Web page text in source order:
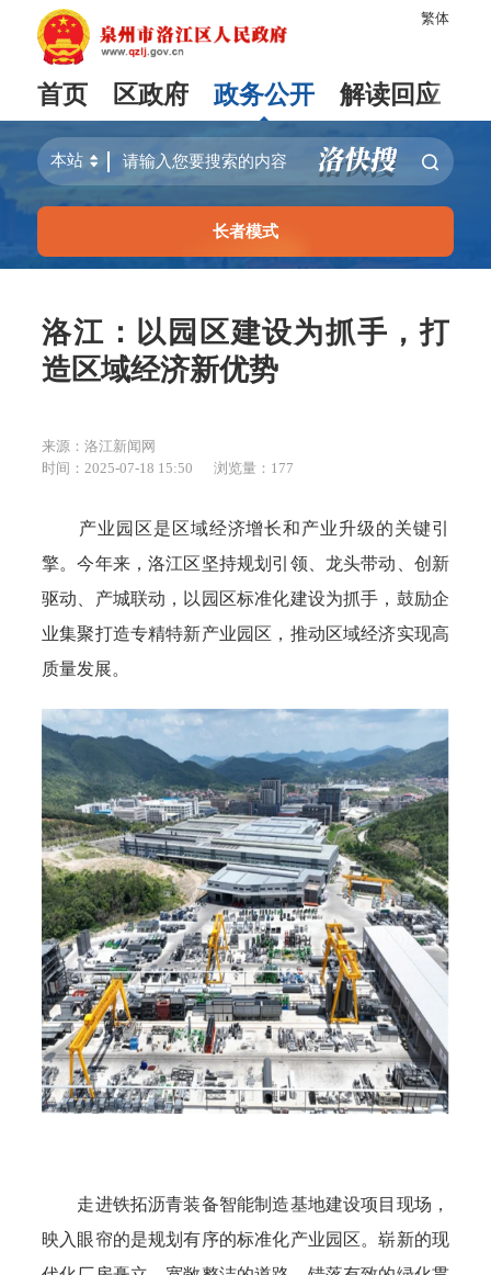
繁体
首页 区政府 政务公开 解读回应
长者模式
洛江：以园区建设为抓手，打
造区域经济新优势
来源：洛江新闻网
时间：2025-07-18 15:50
浏览量： 177
产业园区是区域经济增长和产业升级的关键引
擎。今年来，洛江区坚持规划引领、龙头带动、创新
驱动、产城联动，以园区标准化建设为抓手，鼓励企
业集聚打造专精特新产业园区，推动区域经济实现高
质量发展。
走进铁拓沥青装备智能制造基地建设项目现场，
映入眼帘的是规划有序的标准化产业园区。崭新的现